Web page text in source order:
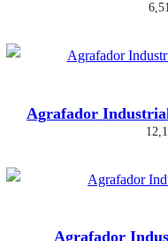
Agrafador
Agrafador